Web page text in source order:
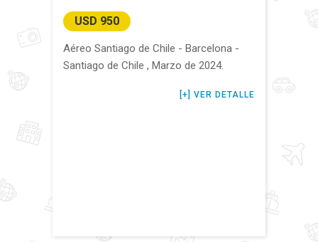
USD 950
Aéreo Santiago de Chile - Barcelona -
Santiago de Chile , Marzo de 2024.
VER DETALLE